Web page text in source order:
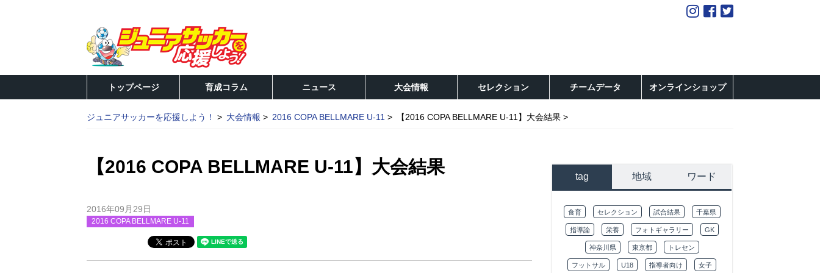
トップページ 育成コラム ニュース 大会情報 セレクション チームデータ オンラインショップ
ジュニアサッカーを応援しよう！ 大会情報 2016 COPA BELLMARE U-11 【2016 COPA BELLMARE U-11】大会結果
【2016 COPA BELLMARE U-11】大会結果
2016年09月29日
2016 COPA BELLMARE U-11
tag 地域 ワード
食育 セレクション 試合結果 千葉県
指導論 栄養 フォトギャラリー GK
神奈川県 東京都 トレセン
フットサル U18 指導者向け 女子